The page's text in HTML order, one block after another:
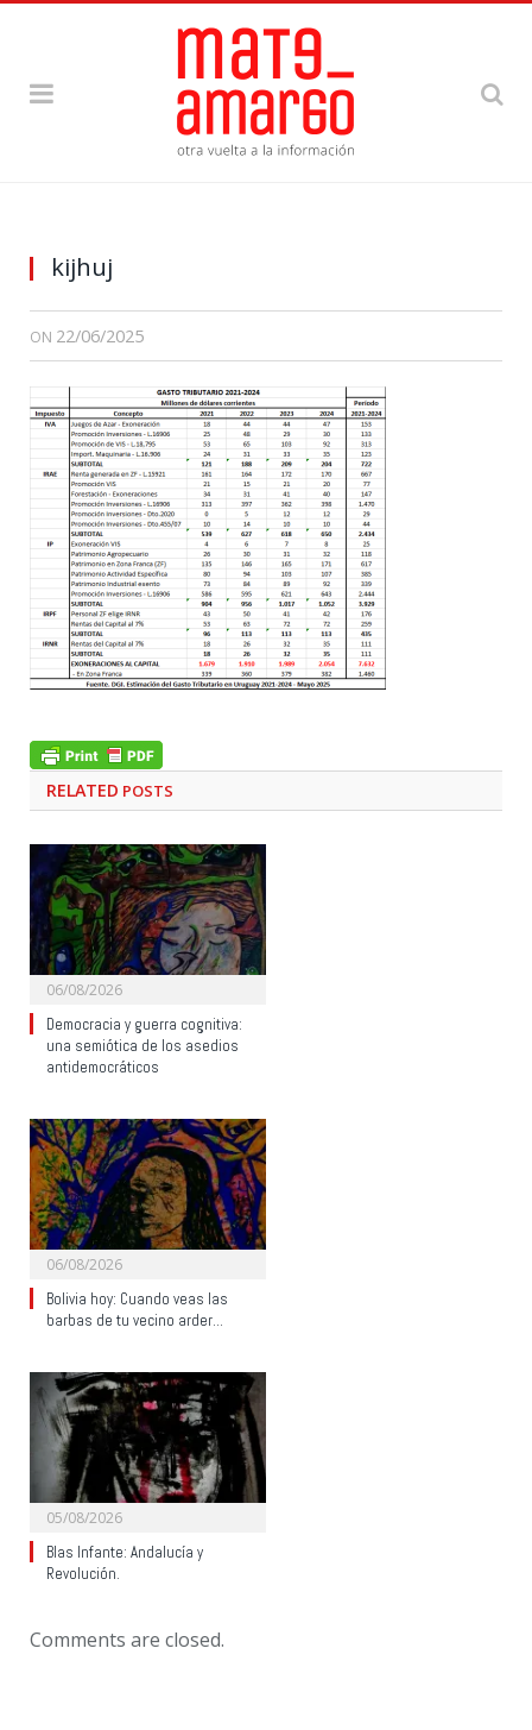
kijhuj
ON 22/06/2025
RELATED POSTS
06/08/2026
Democracia y guerra cognitiva:
una semiótica de los asedios
antidemocráticos
06/08/2026
Bolivia hoy: Cuando veas las
barbas de tu vecino arder…
05/08/2026
Blas Infante: Andalucía y
Revolución.
Comments are closed.